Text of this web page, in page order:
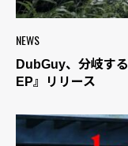
NEWS
DubGuy、分岐す
EP』リリース